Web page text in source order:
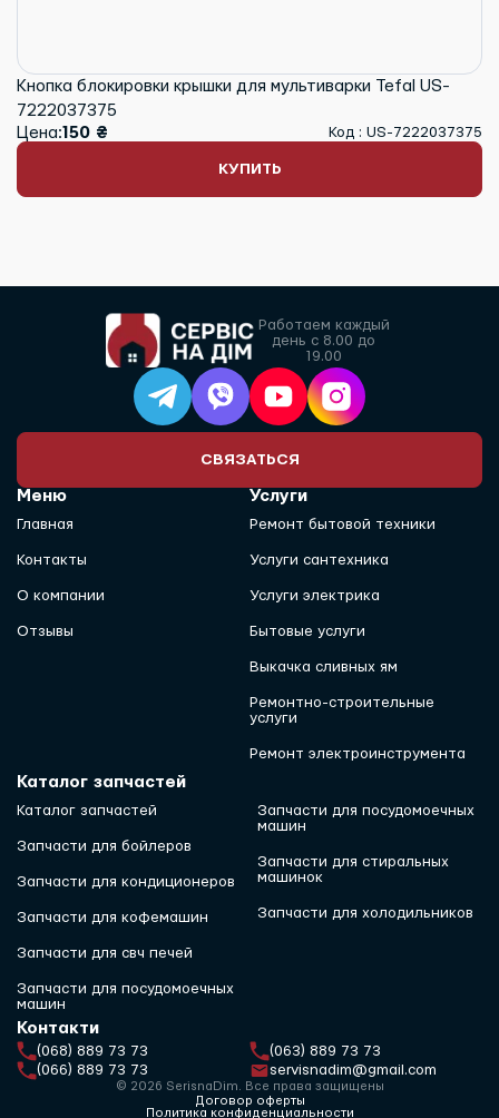
Кнопка блокировки крышки для мультиварки Tefal US-
7222037375
Цена:150 ₴ Код : US-7222037375
КУПИТЬ
Работаем каждый
день с 8.00 до
19.00
СВЯЗАТЬСЯ
Меню
Главная
Контакты
О компании
Отзывы
Услуги
Ремонт бытовой техники
Услуги сантехника
Услуги электрика
Бытовые услуги
Выкачка сливных ям
Ремонтно-строительные
услуги
Ремонт электроинструмента
Каталог запчастей
Каталог запчастей
Запчасти для бойлеров
Запчасти для кондиционеров
Запчасти для кофемашин
Запчасти для свч печей
Запчасти для посудомоечных
машин
Запчасти для посудомоечных
машин
Запчасти для стиральных
машинок
Запчасти для холодильников
Контакти
(068) 889 73 73
(063) 889 73 73
(066) 889 73 73
servisnadim@gmail.com
© 2026 SerisnaDim. Все права защищены
Договор оферты
Политика конфиденциальности